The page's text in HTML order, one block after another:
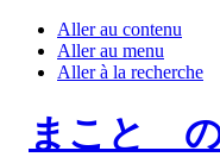
Aller au contenu
Aller au menu
Aller à la recherche
まこと